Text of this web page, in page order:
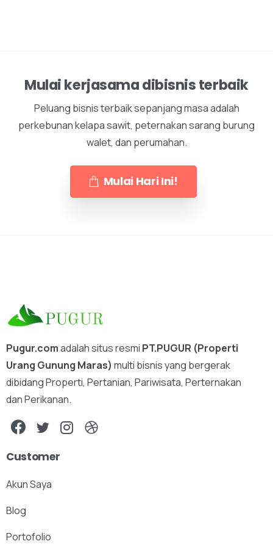
Mulai kerjasama dibisnis terbaik
Peluang bisnis terbaik sepanjang masa adalah
perkebunan kelapa sawit, peternakan sarang burung
walet, dan perumahan.
Mulai Hari Ini!
Pugur.comadalah situs resmi PT.PUGUR (Properti
Urang Gunung Maras) multi bisnis yang bergerak
dibidang Properti, Pertanian, Pariwisata, Perternakan
dan Perikanan.
Customer
Akun Saya
Blog
Portofolio